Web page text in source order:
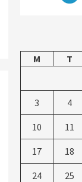
M
T
3 4
10 11
17 18
24 25